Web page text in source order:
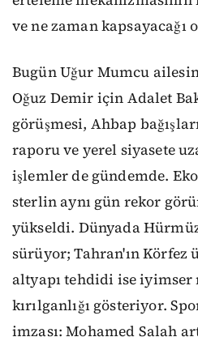
ve ne zaman kapsayacağı
Bugün Uğur Mumcu
Oğuz Demir için Adalet
görüşmesi, Ahbap
raporu ve yerel siyasete
işlemler de gündemde.
sterlin aynı gün rekor
yükseldi. Dünyada
sürüyor; Tahran'ın
altyapı tehdidi ise
kırılganlığı gösteriyor.
imzası: Mohamed Salah